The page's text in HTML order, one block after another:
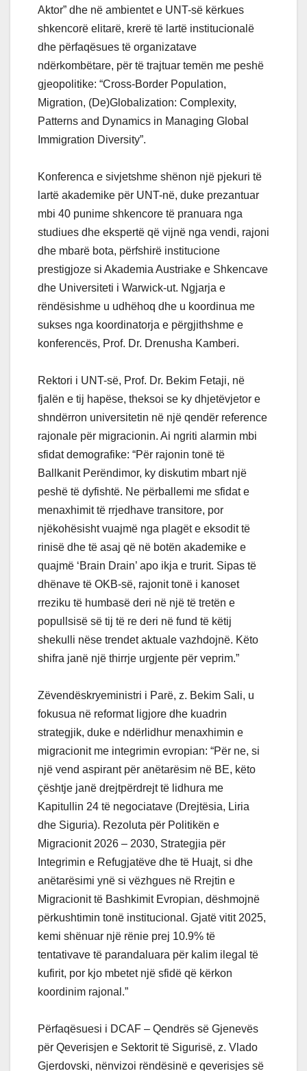
Aktor” dhe në ambientet e UNT-së kërkues
shkencorë elitarë, krerë të lartë institucionalë
dhe përfaqësues të organizatave
ndërkombëtare, për të trajtuar temën me peshë
gjeopolitike: “Cross-Border Population,
Migration, (De)Globalization: Complexity,
Patterns and Dynamics in Managing Global
Immigration Diversity”.
Konferenca e sivjetshme shënon një pjekuri të
lartë akademike për UNT-në, duke prezantuar
mbi 40 punime shkencore të pranuara nga
studiues dhe ekspertë që vijnë nga vendi, rajoni
dhe mbarë bota, përfshirë institucione
prestigjoze si Akademia Austriake e Shkencave
dhe Universiteti i Warwick-ut. Ngjarja e
rëndësishme u udhëhoq dhe u koordinua me
sukses nga koordinatorja e përgjithshme e
konferencës, Prof. Dr. Drenusha Kamberi.
Rektori i UNT-së, Prof. Dr. Bekim Fetaji, në
fjalën e tij hapëse, theksoi se ky dhjetëvjetor e
shndërron universitetin në një qendër reference
rajonale për migracionin. Ai ngriti alarmin mbi
sfidat demografike: “Për rajonin tonë të
Ballkanit Perëndimor, ky diskutim mbart një
peshë të dyfishtë. Ne përballemi me sfidat e
menaxhimit të rrjedhave transitore, por
njëkohësisht vuajmë nga plagët e eksodit të
rinisë dhe të asaj që në botën akademike e
quajmë ‘Brain Drain’ apo ikja e trurit. Sipas të
dhënave të OKB-së, rajonit tonë i kanoset
rreziku të humbasë deri në një të tretën e
popullsisë së tij të re deri në fund të këtij
shekulli nëse trendet aktuale vazhdojnë. Këto
shifra janë një thirrje urgjente për veprim.”
Zëvendëskryeministri i Parë, z. Bekim Sali, u
fokusua në reformat ligjore dhe kuadrin
strategjik, duke e ndërlidhur menaxhimin e
migracionit me integrimin evropian: “Për ne, si
një vend aspirant për anëtarësim në BE, këto
çështje janë drejtpërdrejt të lidhura me
Kapitullin 24 të negociatave (Drejtësia, Liria
dhe Siguria). Rezoluta për Politikën e
Migracionit 2026 – 2030, Strategjia për
Integrimin e Refugjatëve dhe të Huajt, si dhe
anëtarësimi ynë si vëzhgues në Rrejtin e
Migracionit të Bashkimit Evropian, dëshmojnë
përkushtimin tonë institucional. Gjatë vitit 2025,
kemi shënuar një rënie prej 10.9% të
tentativave të parandaluara për kalim ilegal të
kufirit, por kjo mbetet një sfidë që kërkon
koordinim rajonal.”
Përfaqësuesi i DCAF – Qendrës së Gjenevës
për Qeverisjen e Sektorit të Sigurisë, z. Vlado
Gjerdovski, nënvizoi rëndësinë e qeverisjes së